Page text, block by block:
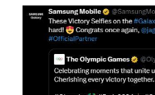
Image